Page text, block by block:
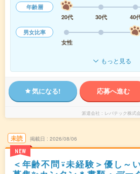
年齢層
20代
30代 40
男女比率
女性
もっと見る
気になる! 応募へ進む
派遣会社 レバテック株式
未読
NEW
掲載日 2026/08/06
＜年齢不問⍣未経験＞優し～